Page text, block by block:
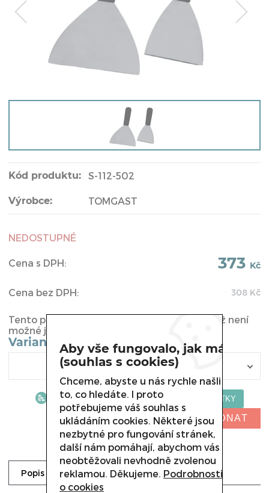
Kód produktu: S-112-502
Výrobce: TOMGAST
NEDOSTUPNÉ
Cena s DPH: 373 Kč
Cena bez DPH: 308 Kč
Tento produkt byl vyřazen z naší nabídky a již není
možné jej u nás koupit.
Varianta
NELZE OBJEDNAT
Popis Dotaz prodejci
Aby vše fungovalo, jak má
(souhlas s cookies)
Chceme, abyste u nás rychle našli
to, co hledáte. I proto
potřebujeme váš souhlas s
ukládáním cookies. Některé jsou
nezbytné pro fungování stránek,
další nám pomáhají, abychom vás
neobtěžovali nevhodně zvolenou
reklamou. Děkujeme. Podrobnosti
o cookies